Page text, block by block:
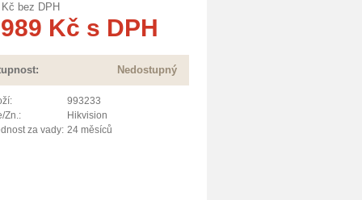
Kč bez DPH
Kč s DPH
Nedostupný
993233
Zn.:
Hikvision
za vady: 24 měsíců